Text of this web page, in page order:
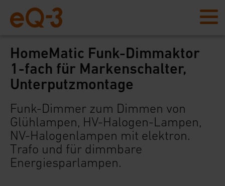
HomeMatic Funk-Dimmaktor
1-fach für Markenschalter,
Unterputzmontage
Funk-Dimmer zum Dimmen von
Glühlampen, HV-Halogen-Lampen,
NV-Halogenlampen mit elektron.
Trafo und für dimmbare
Energiesparlampen.